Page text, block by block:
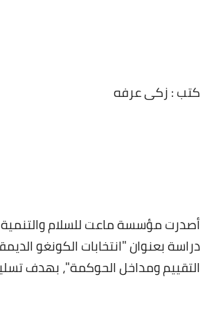
البوابة
المزيد
كتب : زكى عرفه
أصدرت مؤسسة ماعت للسلام
دراسة بعنوان "انتخابات الكونغو
التقييم ومداخل الحوكمة"، بهدف